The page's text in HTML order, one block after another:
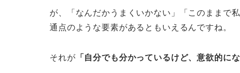
が、「なんだかうまくいかない」「このままで
通点のような要素があるともいえるんですね。
それが 「自分でも分かっているけど、意欲的に